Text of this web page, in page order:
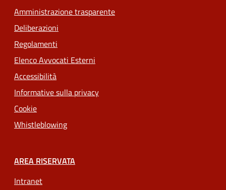
Amministrazione trasparente
Deliberazioni
Regolamenti
Elenco Avvocati Esterni
Accessibilità
Informative sulla privacy
Cookie
Whistleblowing
AREA RISERVATA
Intranet